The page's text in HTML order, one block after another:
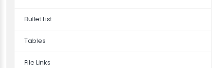
Bullet List
Tables
File Links